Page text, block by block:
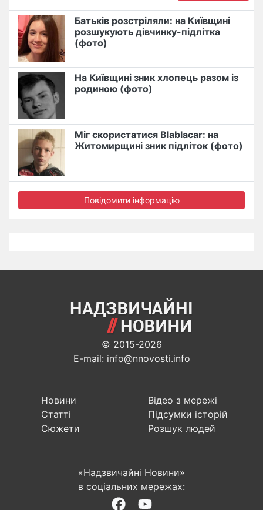
Батьків розстріляли: на Київщині
розшукують дівчинку-підлітка
(фото)
На Київщині зник хлопець разом із
родиною (фото)
Міг скористатися Blablacar: на
Житомирщині зник підліток (фото)
Повідомити інформацію
© 2015-2026
E-mail: info@nnovosti.info
Новини
Статті
Сюжети
Відео з мережі
Підсумки історій
Розшук людей
«Надзвичайні Новини»
в соціальних мережах: